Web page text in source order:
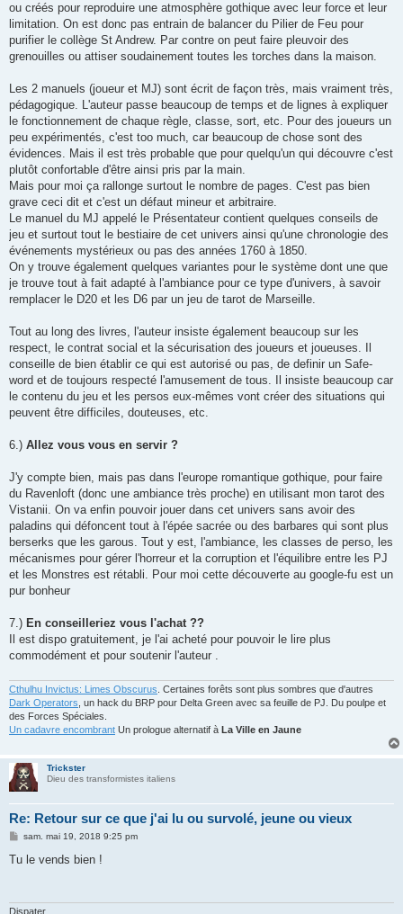
ou créés pour reproduire une atmosphère gothique avec leur force et leur
limitation. On est donc pas entrain de balancer du Pilier de Feu pour
purifier le collège St Andrew. Par contre on peut faire pleuvoir des
grenouilles ou attiser soudainement toutes les torches dans la maison.
Les 2 manuels (joueur et MJ) sont écrit de façon très, mais vraiment très,
pédagogique. L'auteur passe beaucoup de temps et de lignes à expliquer
le fonctionnement de chaque règle, classe, sort, etc. Pour des joueurs un
peu expérimentés, c'est too much, car beaucoup de chose sont des
évidences. Mais il est très probable que pour quelqu'un qui découvre c'est
plutôt confortable d'être ainsi pris par la main.
Mais pour moi ça rallonge surtout le nombre de pages. C'est pas bien
grave ceci dit et c'est un défaut mineur et arbitraire.
Le manuel du MJ appelé le Présentateur contient quelques conseils de
jeu et surtout tout le bestiaire de cet univers ainsi qu'une chronologie des
événements mystérieux ou pas des années 1760 à 1850.
On y trouve également quelques variantes pour le système dont une que
je trouve tout à fait adapté à l'ambiance pour ce type d'univers, à savoir
remplacer le D20 et les D6 par un jeu de tarot de Marseille.
Tout au long des livres, l'auteur insiste également beaucoup sur les
respect, le contrat social et la sécurisation des joueurs et joueuses. Il
conseille de bien établir ce qui est autorisé ou pas, de definir un Safe-
word et de toujours respecté l'amusement de tous. Il insiste beaucoup car
le contenu du jeu et les persos eux-mêmes vont créer des situations qui
peuvent être difficiles, douteuses, etc.
6.) Allez vous vous en servir ?
J'y compte bien, mais pas dans l'europe romantique gothique, pour faire
du Ravenloft (donc une ambiance très proche) en utilisant mon tarot des
Vistanii. On va enfin pouvoir jouer dans cet univers sans avoir des
paladins qui défoncent tout à l'épée sacrée ou des barbares qui sont plus
berserks que les garous. Tout y est, l'ambiance, les classes de perso, les
mécanismes pour gérer l'horreur et la corruption et l'équilibre entre les PJ
et les Monstres est rétabli. Pour moi cette découverte au google-fu est un
pur bonheur
7.) En conseilleriez vous l'achat ??
Il est dispo gratuitement, je l'ai acheté pour pouvoir le lire plus
commodément et pour soutenir l'auteur .
Cthulhu Invictus: Limes Obscurus . Certaines forêts sont plus sombres que d'autres
Dark Operators , un hack du BRP pour Delta Green avec sa feuille de PJ. Du poulpe et
des Forces Spéciales.
Un cadavre encombrant Un prologue alternatif à La Ville en Jaune
Trickster
Dieu des transformistes italiens
Re: Retour sur ce que j'ai lu ou survolé, jeune ou vieux
M
s
sam. mai 19, 2018 9:25 pm
Tu le vends bien !
Dispater